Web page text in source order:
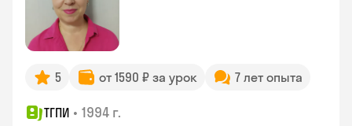
5 от 1590 ₽ за урок 7 лет опыта
ТГПИ • 1994 г.